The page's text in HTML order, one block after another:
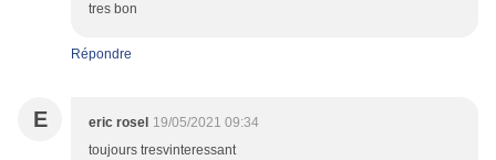
tres bon
Répondre
E eric rosel 19/05/2021 09:34
toujours tresvinteressant